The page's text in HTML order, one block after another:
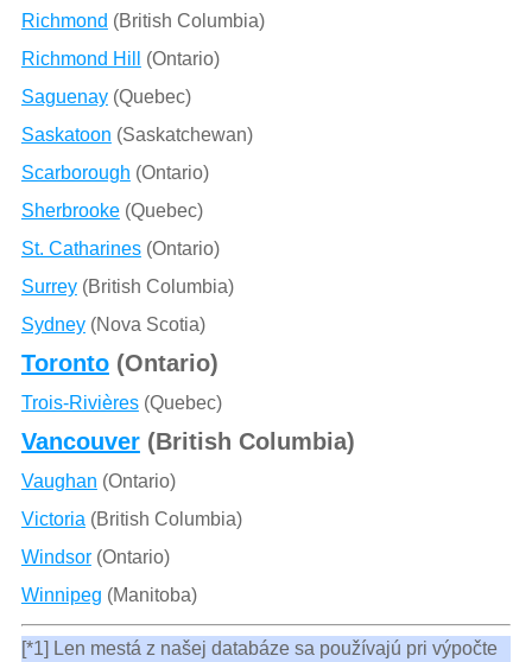
Richmond (British Columbia)
Richmond Hill
(Ontario)
Saguenay(Quebec)
Saskatoon (Saskatchewan)
Scarborough (Ontario)
Sherbrooke(Quebec)
St. Catharines(Ontario)
Surrey(British Columbia)
Sydney(Nova Scotia)
Toronto(Ontario)
Trois-Rivières(Quebec)
Vancouver(British Columbia)
Vaughan (Ontario)
Victoria (British Columbia)
Windsor(Ontario)
Winnipeg (Manitoba)
[*1] Len mestá z našej databáze sa používajú pri výpočte